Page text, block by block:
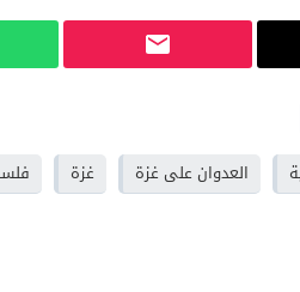
العدوان على غزة غزة